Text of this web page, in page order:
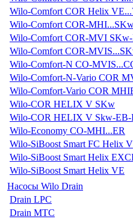
Wilo-Comfort COR Helix
Wilo-Comfort COR-
Wilo-Comfort COR-MVI
Wilo-Comfort COR-
Wilo-Comfort-N CO-
Wilo-Comfort-N-Vario COR
Wilo-Comfort-Vario COR
Wilo-COR HELIX V SKw
Wilo-COR HELIX V Skw-EB-
Wilo-Economy CO-MHI...ER
Wilo-SiBoost Smart FC Helix V
Wilo-SiBoost Smart Helix
Wilo-SiBoost Smart Helix VE
Насосы Wilo Drain
Drain LPC
Drain MTC